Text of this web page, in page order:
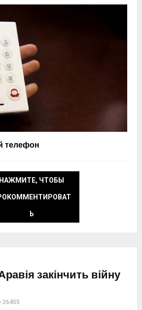
НАЖМИТЕ, ЧТОБЫ
Ь
закінчить війну
26456